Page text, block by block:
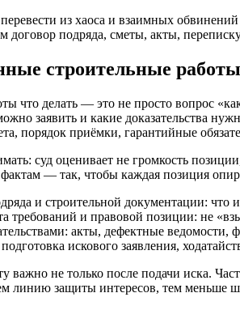
из хаоса и взаимных
договор подряда, сметы, акты,
строительные
что делать — это не просто вопрос
заявить и какие доказательства
порядок приёмки, гарантийные
суд оценивает не громкость
— так, чтобы каждая позиция
и строительной документации:
требований и правовой позиции: не
акты, дефектные ведомости,
искового заявления,
важно не только после подачи иска.
защиты интересов, тем меньше